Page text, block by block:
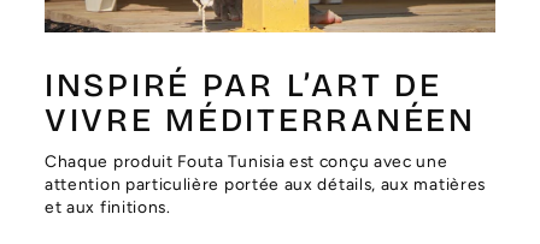
INSPIRÉ PAR L’ART DE
VIVRE MÉDITERRANÉEN
Chaque produit Fouta Tunisia est conçu avec une
attention particulière portée aux détails, aux matières
et aux finitions.